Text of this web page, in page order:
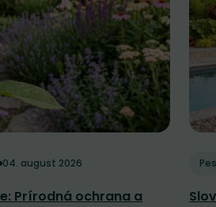
04. august 2026
Prírodná ochrana a